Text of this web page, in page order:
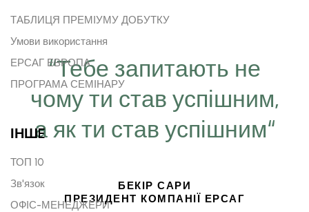
“Тебе запитають не
чому ти став успішним,
а як ти став успішним“
БЕКІР САРИ
ПРЕЗИДЕНТ КОМПАНІЇ ЕРСАГ
ТАБЛИЦЯ ПРЕМІУМУ ДОБУТКУ
Умови використання
ЕРСАГ ЕВРОПА
ПРОГРАМА СЕМІНАРУ
ІНШE
ТОП 10
Зв'язок
ОФІС-МЕНЕДЖЕРИ